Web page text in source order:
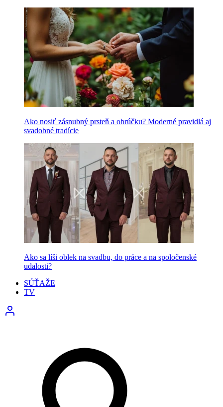
Ako nosiť zásnubný prsteň a obrúčku? Moderné pravidlá aj
svadobné tradície
Ako sa líši oblek na svadbu, do práce a na spoločenské
udalosti?
SÚŤAŽE
TV